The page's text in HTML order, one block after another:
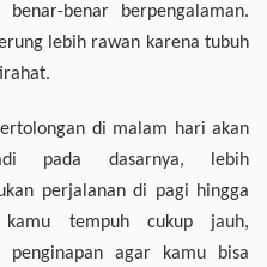
benar berpengalaman.
lebih rawan karena tubuh
di malam hari akan
pada dasarnya, lebih
perjalanan di pagi hingga
tempuh cukup jauh,
penginapan agar kamu bisa